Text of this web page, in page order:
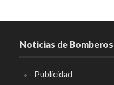
Noticias de Bomberos
Publicidad